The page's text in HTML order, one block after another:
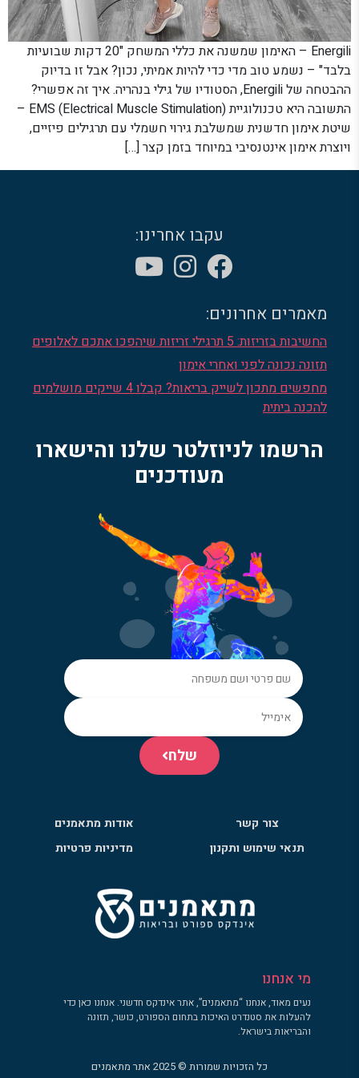
Energili – האימון שמשנה את כללי המשחק "20 דקות שבועיות
בלבד" – נשמע טוב מדי כדי להיות אמיתי, נכון? אבל זו בדיוק
ההבטחה של Energili, הסטודיו של גילי בנהריה. איך זה אפשרי?
התשובה היא טכנולוגיית EMS (Electrical Muscle Stimulation) –
שיטת אימון חדשנית שמשלבת גירוי חשמלי עם תרגילים פיזיים,
ויוצרת אימון אינטנסיבי במיוחד בזמן קצר […]
עקבו אחרינו:
מאמרים אחרונים:
החשיבות בזריזות: 5 תרגילי זריזות שיהפכו אתכם לאלופים
תזונה נכונה לפני ואחרי אימון
מחפשים מתכון לשייק בריאות? קבלו 4 שייקים מושלמים
להכנה ביתית
הרשמו לניוזלטר שלנו והישארו
מעודכנים
שלח
צור קשר
אודות מתאמנים
תנאי שימוש ותקנון
מדיניות פרטיות
מי אנחנו
נעים מאוד, אנחנו “מתאמנים”, אתר אינדקס חדשני. אנחנו כאן כדי
להעלות את סטנדרט האיכות בתחום הספורט, כושר, תזונה
והבריאות בישראל.
כל הזכויות שמורות © 2025 אתר מתאמנים